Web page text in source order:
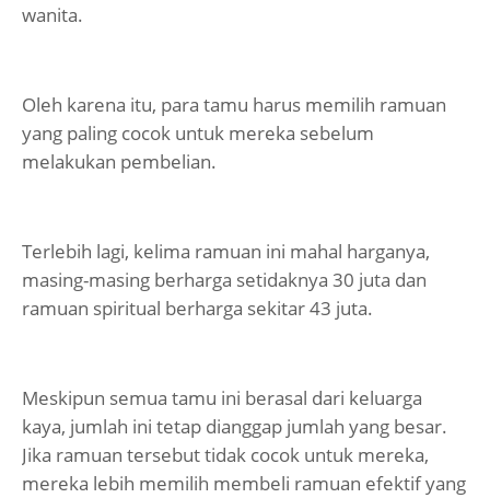
wanita.
Oleh karena itu, para tamu harus memilih ramuan
yang paling cocok untuk mereka sebelum
melakukan pembelian.
Terlebih lagi, kelima ramuan ini mahal harganya,
masing-masing berharga setidaknya 30 juta dan
ramuan spiritual berharga sekitar 43 juta.
Meskipun semua tamu ini berasal dari keluarga
kaya, jumlah ini tetap dianggap jumlah yang besar.
Jika ramuan tersebut tidak cocok untuk mereka,
mereka lebih memilih membeli ramuan efektif yang